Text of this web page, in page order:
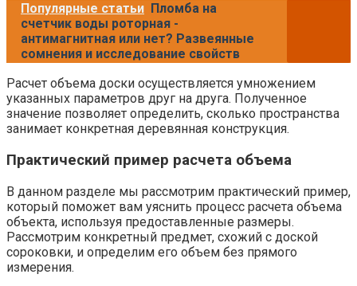
Популярные статьи Пломба на
счетчик воды роторная -
антимагнитная или нет? Развеянные
сомнения и исследование свойств
Расчет объема доски осуществляется умножением
указанных параметров друг на друга. Полученное
значение позволяет определить, сколько пространства
занимает конкретная деревянная конструкция.
Практический пример расчета объема
В данном разделе мы рассмотрим практический пример,
который поможет вам уяснить процесс расчета объема
объекта, используя предоставленные размеры.
Рассмотрим конкретный предмет, схожий с доской
сороковки, и определим его объем без прямого
измерения.